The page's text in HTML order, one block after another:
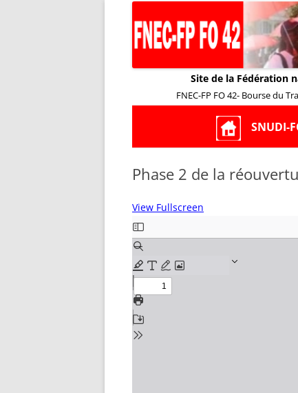
Site de la Fédération
FNEC-FP FO 42- Bourse du
SNUDI-
Phase 2 de la
View Fullscreen